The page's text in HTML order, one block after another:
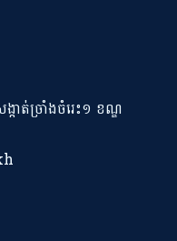
ាត់ច្រាំងចំរេះ១ ខណ្ឌ